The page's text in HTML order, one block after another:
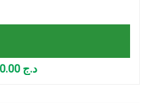
د.ج